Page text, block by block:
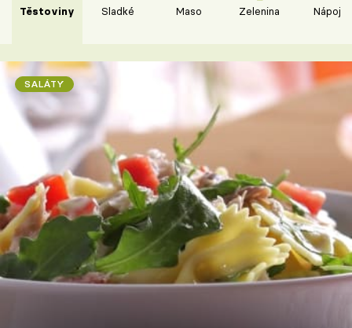
Těstoviny Sladké Maso Zelenina Nápoje
SALÁTY